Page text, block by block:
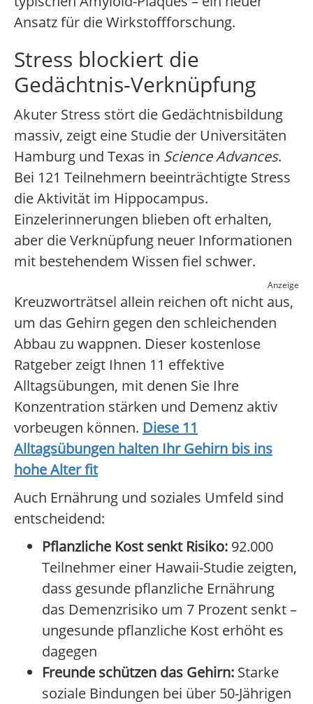
Ansatz für die Wirkstoffforschung.
Stress blockiert die
Gedächtnis-Verknüpfung
Akuter Stress stört die Gedächtnisbildung
massiv, zeigt eine Studie der Universitäten
Hamburg und Texas in Science Advances.
Bei 121 Teilnehmern beeinträchtigte Stress
die Aktivität im Hippocampus.
Einzelerinnerungen blieben oft erhalten,
aber die Verknüpfung neuer Informationen
mit bestehendem Wissen fiel schwer.
Anzeige
Kreuzworträtsel allein reichen oft nicht aus,
um das Gehirn gegen den schleichenden
Abbau zu wappnen. Dieser kostenlose
Ratgeber zeigt Ihnen 11 effektive
Alltagsübungen, mit denen Sie Ihre
Konzentration stärken und Demenz aktiv
vorbeugen können. Diese 11
Alltagsübungen halten Ihr Gehirn bis ins
hohe Alter fit
Auch Ernährung und soziales Umfeld sind
entscheidend:
Pflanzliche Kost senkt Risiko: 92.000
Teilnehmer einer Hawaii-Studie zeigten,
dass gesunde pflanzliche Ernährung
das Demenzrisiko um 7 Prozent senkt –
ungesunde pflanzliche Kost erhöht es
dagegen
Freunde schützen das Gehirn: Starke
soziale Bindungen bei über 50-Jährigen